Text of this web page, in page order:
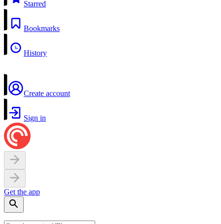
Starred
Bookmarks
History
Create account
Sign in
Get the app